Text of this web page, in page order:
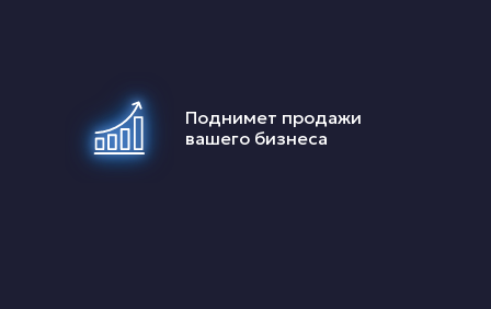
Поднимет продажи
вашего бизнеса